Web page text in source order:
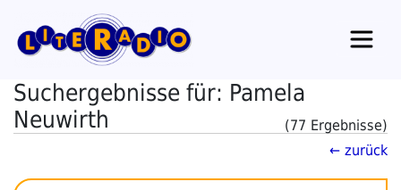
Inhalt
springen
Suchergebnisse für: Pamela
Neuwirth
(77 Ergebnisse)
← zurück